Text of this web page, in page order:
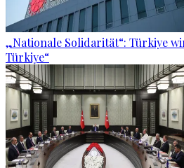
„Nationale Solidarität“: Türkiye
Türkiye“